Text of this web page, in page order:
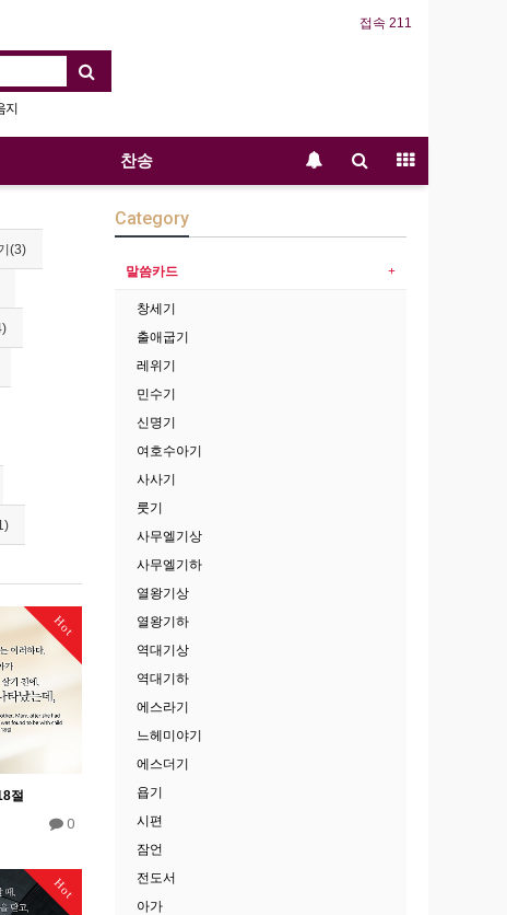
접속 211
지
찬송
(3)
Hot
절
0
Hot
Category
말씀카드
창세기
출애굽기
레위기
민수기
신명기
여호수아기
사사기
룻기
사무엘기상
사무엘기하
열왕기상
열왕기하
역대기상
역대기하
에스라기
느헤미야기
에스더기
욥기
시편
잠언
전도서
아가